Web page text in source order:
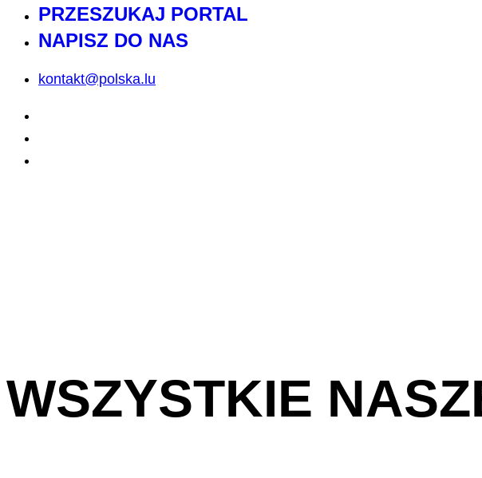
PRZESZUKAJ PORTAL
NAPISZ DO NAS
kontakt@polska.lu
WSZYSTKIE